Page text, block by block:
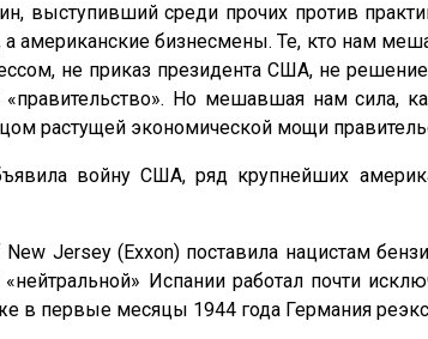
выступивший среди прочих против
американские бизнесмены. Те, кто нам
не приказ президента США, не
Но мешавшая нам сила,
растущей экономической мощи
войну США, ряд крупнейших
New Jersey (Exxon) поставила нацистам
Испании работал почти
в первые месяцы 1944 года Германия